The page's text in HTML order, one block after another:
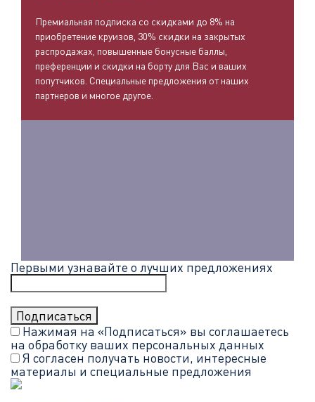
Премиальная подписка со скидками до 8% на
приобретение круизов, 30% скидки на закрытых
распродажах, повышенные бонусные баллы,
преференции и скидки на борту для Вас и ваших
попутчиков. Специальные предложения от наших
партнеров и многое другое.
Первыми узнавайте о лучших предложениях
Нажимая на «Подписаться» вы соглашаетесь
на обработку ваших персональных данных
Я согласен получать новости, интересные
материалы и специальные предложения